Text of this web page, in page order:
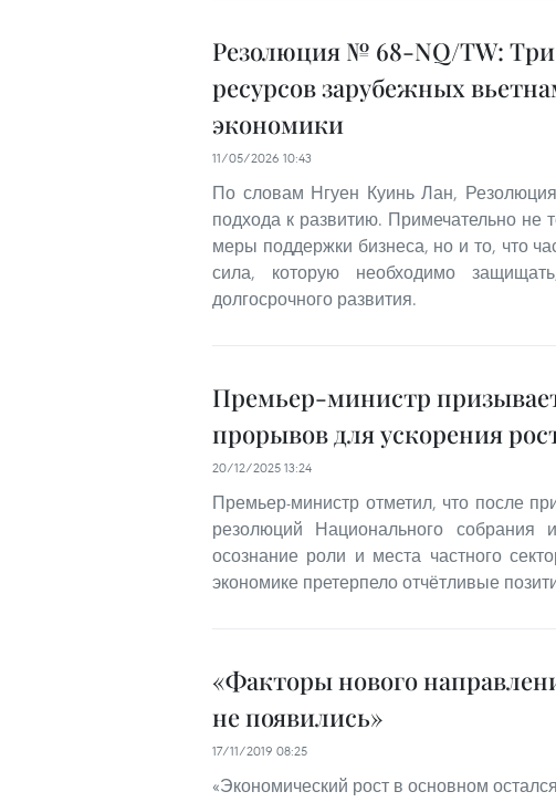
Резолюция № 68-NQ/TW:
ресурсов зарубежных
экономики
11/05/2026 10:43
По словам Нгуен Куинь Лан,
подхода к развитию. Примечательно не
меры поддержки бизнеса, но и то, что
сила, которую необходимо
долгосрочного развития.
Премьер-министр
прорывов для ускорения
20/12/2025 13:24
Премьер-министр отметил, что после
резолюций Национального собрания
осознание роли и места частного
экономике претерпело отчётливые
«Факторы нового
не появились»
17/11/2019 08:25
«Экономический рост в основном